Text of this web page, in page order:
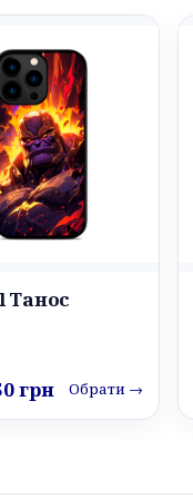
Танос
грн Обрати →